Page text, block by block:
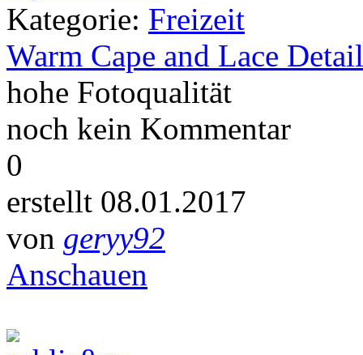
Kategorie: Freizeit
Warm Cape and Lace
hohe Fotoqualität
noch kein Kommentar
0
erstellt 08.01.2017
von geryy92
Anschauen